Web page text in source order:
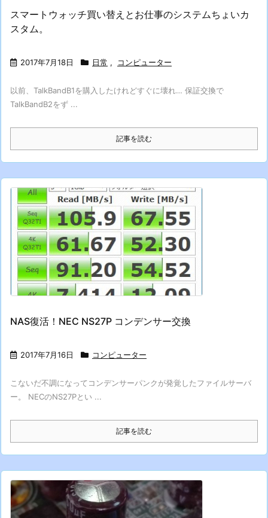
スマートウォッチ買い替えとお仕事のシステムちょいカ
スタム。
2017年7月18日 日常 , コンピューター
以前、TalkBandB1を購入したけれどすぐに壊れ… 保証交換で
TalkBandB2をず ...
記事を読む
NAS復活！NEC NS27P コンデンサー交換
2017年7月16日 コンピューター
こないだ不調になってコンデンサーパンクが発覚したファイルサーバ
ー。 NECのNS27Pとい ...
記事を読む